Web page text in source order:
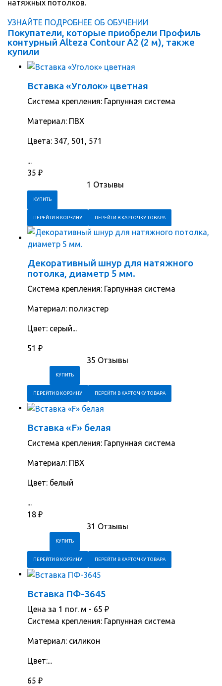
натяжных потолков.
УЗНАЙТЕ ПОДРОБНЕЕ ОБ ОБУЧЕНИИ
Покупатели, которые приобрели Профиль
контурный Alteza Contour А2 (2 м), также
купили
Вставка «Уголок» цветная
Система крепления: Гарпунная система
Материал: ПВХ
Цвета: 347, 501, 571
...
35 ₽
1 Отзывы
ПЕРЕЙТИ В КОРЗИНУ ПЕРЕЙТИ В КАРТОЧКУ ТОВАРА
Декоративный шнур для натяжного
потолка, диаметр 5 мм.
Система крепления: Гарпунная система
Материал: полиэстер
Цвет: серый...
51 ₽
35 Отзывы
ПЕРЕЙТИ В КОРЗИНУ ПЕРЕЙТИ В КАРТОЧКУ ТОВАРА
Вставка «F» белая
Система крепления: Гарпунная система
Материал: ПВХ
Цвет: белый
...
18 ₽
31 Отзывы
ПЕРЕЙТИ В КОРЗИНУ ПЕРЕЙТИ В КАРТОЧКУ ТОВАРА
Вставка ПФ-3645
Цена за 1 пог. м - 65 ₽
Система крепления: Гарпунная система
Материал: силикон
Цвет:...
65 ₽